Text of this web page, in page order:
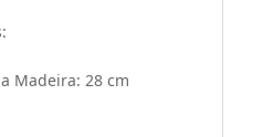
Madeira: 28 cm